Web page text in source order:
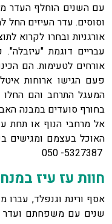
עם השנים הוחלף העדר
וסוסים. עדר העיזים החל
אורגניות ובחרו לקרוא
עבריים דוגמת
אורחים לטעימות. הם
פעם הגישו ארוחות
המעגל התרחב והם
בחורף סועדים במבנה
אל מרחבי הנוף או תחת
האוכל בעצמם ומגישים
חוות עז עיז
אסף ורינת וגנפלד,
שנים עם משפחתם ועדר